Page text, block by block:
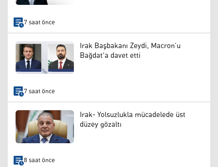
7 saat önce
Irak Başbakanı Zeydi, Macron’u
Bağdat'a davet etti
7 saat önce
Irak- Yolsuzlukla mücadelede üst
düzey gözaltı
8 saat önce